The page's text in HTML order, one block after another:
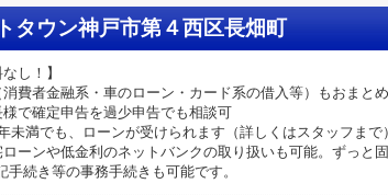
タウン神戸市第４西区長畑町
し！】
費者金融系・車のローン・カード系の借入等）もおまと
で確定申告を過少申告でも相談可
未満でも、ローンが受けられます（詳しくはスタッフまで
ーンや低金利のネットバンクの取り扱いも可能。ずっと
手続き等の事務手続きも可能です。